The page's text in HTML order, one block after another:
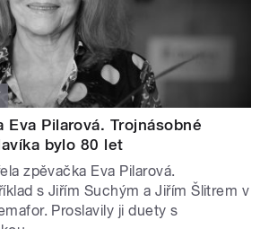
Eva Pilarová. Trojnásobné
bylo 80 let
zpěvačka Eva Pilarová.
s Jiřím Suchým a Jiřím Šlitrem v
Proslavily ji duety s